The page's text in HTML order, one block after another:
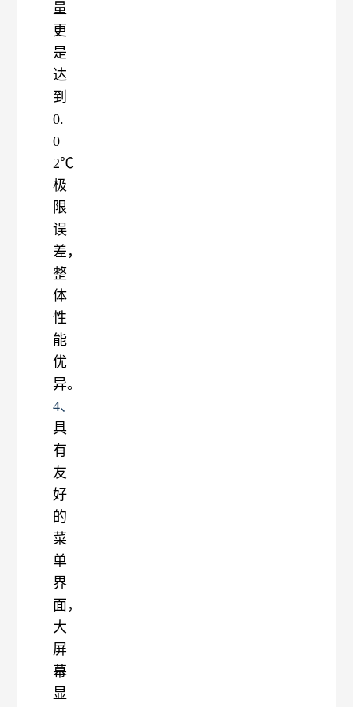
量
更
是
达
到
0.
0
2℃
极
限
误
差，
整
体
性
能
优
异。
4、
具
有
友
好
的
菜
单
界
面，
大
屏
幕
显